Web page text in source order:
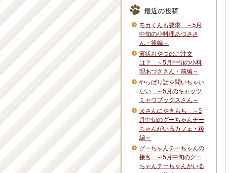
最近の投稿
モカくんも要求 ～5月
中旬の小料理あづささ
ん・後編～
液状おやつのご注文
は？ ～5月中旬の小料
理あづささん・前編～
やっぱり話を聞いちゃい
ない ～5月のキャッツ
ミャウブックスさん～
犬さんにやきもち ～5
月中旬のグーちゃんチー
ちゃんがいるカフェ・後
編～
グーちゃんチーちゃんの
接客 ～5月中旬のグー
ちゃんチーちゃんがいる